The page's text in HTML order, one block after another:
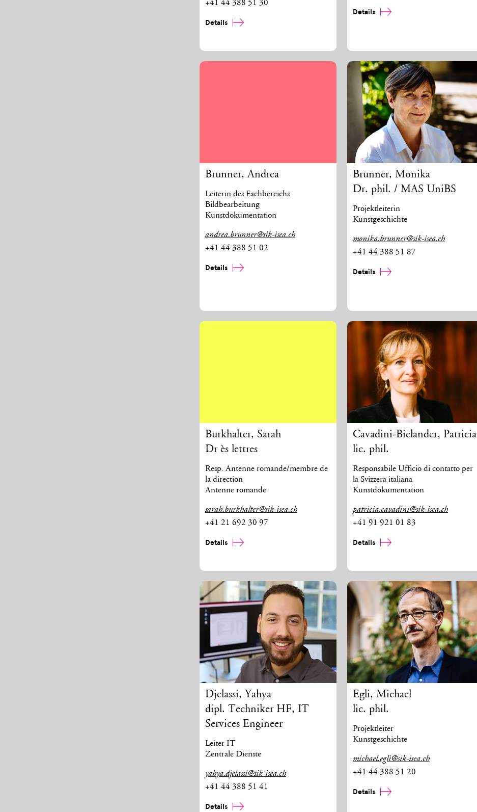
+41 44 388 51 30
Details
Details
Brunner,Andrea
Leiterin des Fachbereichs
Bildbearbeitung
Kunstdokumentation
andrea.brunner@sik-isea.ch
+41 44 388 51 02
Details
Brunner,Monika
Dr. phil. / MAS UniBS
Projektleiterin
Kunstgeschichte
monika.brunner@sik-isea.ch
+41 44 388 51 87
Details
Burkhalter, Sarah
Dr ès lettres
Resp. Antenne romande/membre de
la direction
Antenne romande
sarah.burkhalter@sik-isea.ch
+41 21 692 30 97
Details
Cavadini-Bielander, Patricia
lic. phil.
Responsabile Ufficio di contatto per
la Svizzera italiana
Kunstdokumentation
patricia.cavadini@sik-isea.ch
+41 91 921 01 83
Details
Djelassi, Yahya
dipl. Techniker HF, IT
Services Engineer
Leiter IT
Zentrale Dienste
yahya.djelassi@sik-isea.ch
+41 44 388 51 41
Details
Egli,Michael
lic. phil.
Projektleiter
Kunstgeschichte
michael.egli@sik-isea.ch
+41 44 388 51 20
Details